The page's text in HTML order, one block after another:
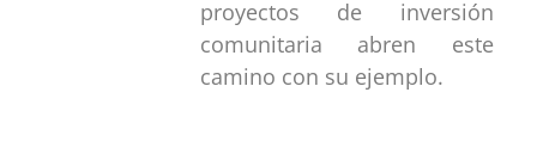
proyectos de inversión
comunitaria abren este
camino con su ejemplo.